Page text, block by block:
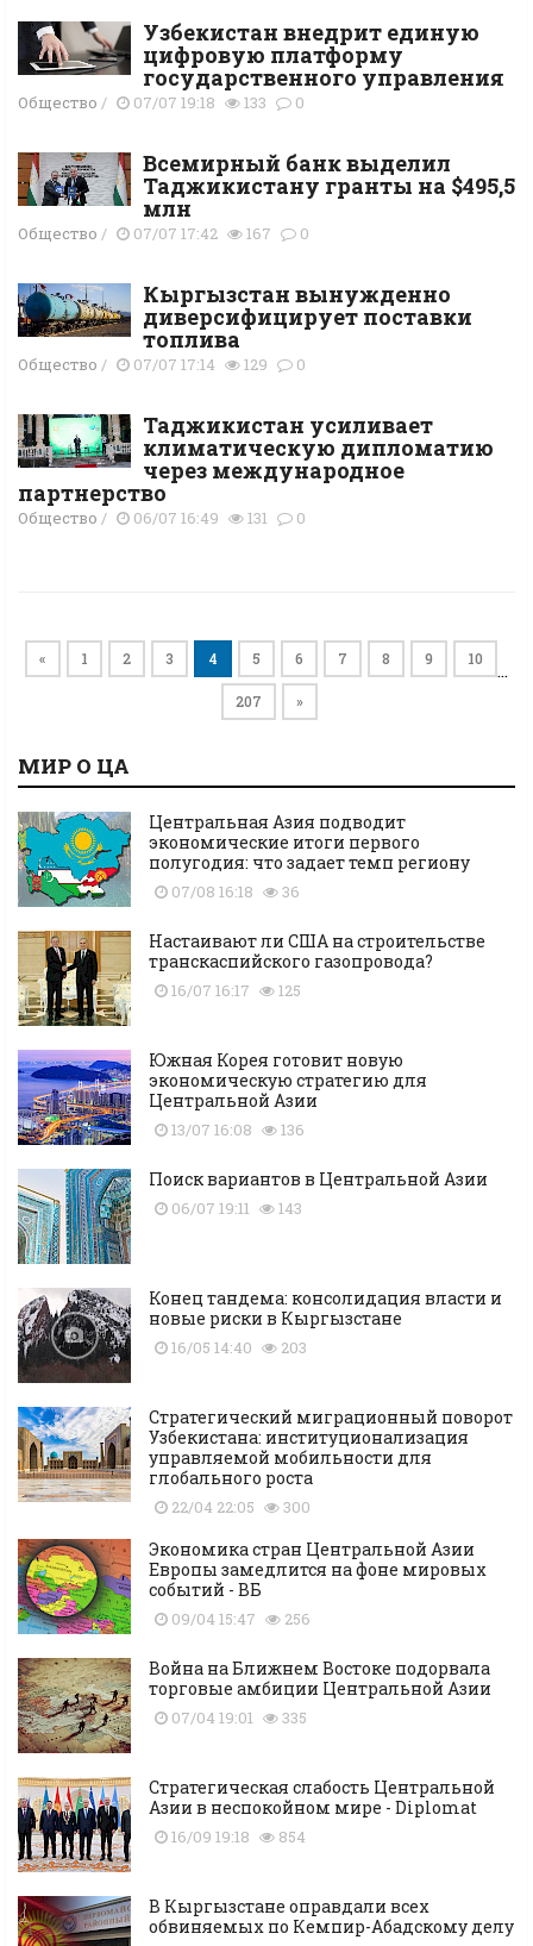
Узбекистан внедрит единую
цифровую платформу
государственного управления
Общество / 07/07 19:18 133 0
Всемирный банк выделил
Таджикистану гранты на $495,5
млн
Общество / 07/07 17:42 167 0
Кыргызстан вынужденно
диверсифицирует поставки
топлива
Общество / 07/07 17:14 129 0
Таджикистан усиливает
климатическую дипломатию
через международное
партнерство
Общество / 06/07 16:49 131 0
« 1 2 3 4 5 6 7 8 9 10 …
207 »
МИР О ЦА
Центральная Азия подводит
экономические итоги первого
полугодия: что задает темп региону
07/08 16:18 36
Настаивают ли США на строительстве
транскаспийского газопровода?
16/07 16:17 125
Южная Корея готовит новую
экономическую стратегию для
Центральной Азии
13/07 16:08 136
Поиск вариантов в Центральной Азии
06/07 19:11 143
Конец тандема: консолидация власти и
новые риски в Кыргызстане
16/05 14:40 203
Стратегический миграционный поворот
Узбекистана: институционализация
управляемой мобильности для
глобального роста
22/04 22:05 300
Экономика стран Центральной Азии
Европы замедлится на фоне мировых
событий - ВБ
09/04 15:47 256
Война на Ближнем Востоке подорвала
торговые амбиции Центральной Азии
07/04 19:01 335
Стратегическая слабость Центральной
Азии в неспокойном мире - Diplomat
16/09 19:18 854
В Кыргызстане оправдали всех
обвиняемых по Кемпир-Абадскому делу